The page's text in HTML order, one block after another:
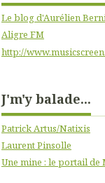
Le blog d'Aurélien
Aligre FM
http://
J'm'y balade...
Patrick Artus/Natixis
Laurent Pinsolle
Une mine : le portail de